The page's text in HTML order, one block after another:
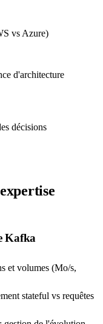
vs Azure)
d'architecture
décisions
Kafka
et volumes (Mo/s,
stateful vs requêtes